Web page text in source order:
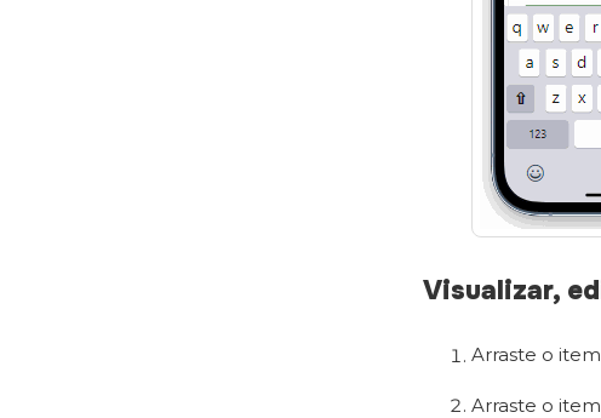
Visualizar,
Arraste o
Arraste o